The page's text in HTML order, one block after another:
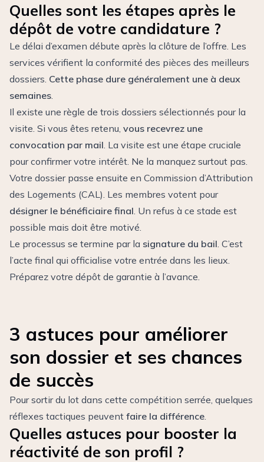
Quelles sont les étapes après le
dépôt de votre candidature ?
Le délai d’examen débute après la clôture de l’offre. Les
services vérifient la conformité des pièces des meilleurs
dossiers. Cette phase dure généralement une à deux
semaines.
Il existe une règle de trois dossiers sélectionnés pour la
visite. Si vous êtes retenu, vous recevrez une
convocation par mail. La visite est une étape cruciale
pour confirmer votre intérêt. Ne la manquez surtout pas.
Votre dossier passe ensuite en Commission d’Attribution
des Logements (CAL). Les membres votent pour
désigner le bénéficiaire final. Un refus à ce stade est
possible mais doit être motivé.
Le processus se termine par la signature du bail. C’est
l’acte final qui officialise votre entrée dans les lieux.
Préparez votre dépôt de garantie à l’avance.
3 astuces pour améliorer
son dossier et ses chances
de succès
Pour sortir du lot dans cette compétition serrée, quelques
réflexes tactiques peuvent faire la différence.
Quelles astuces pour booster la
réactivité de son profil ?